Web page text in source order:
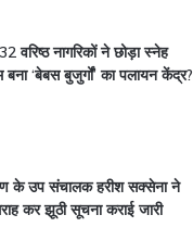
वरिष्ठ नागरिकों ने छोड़ा स्नेह
बना ‘बेबस बुजुर्गों’ का पलायन केंद्र?
के उप संचालक हरीश सक्सेना ने
कर झूठी सूचना कराई जारी